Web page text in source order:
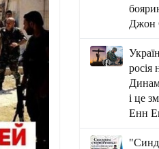
Джон
росія
і це
Енн